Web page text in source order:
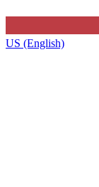
US (English)